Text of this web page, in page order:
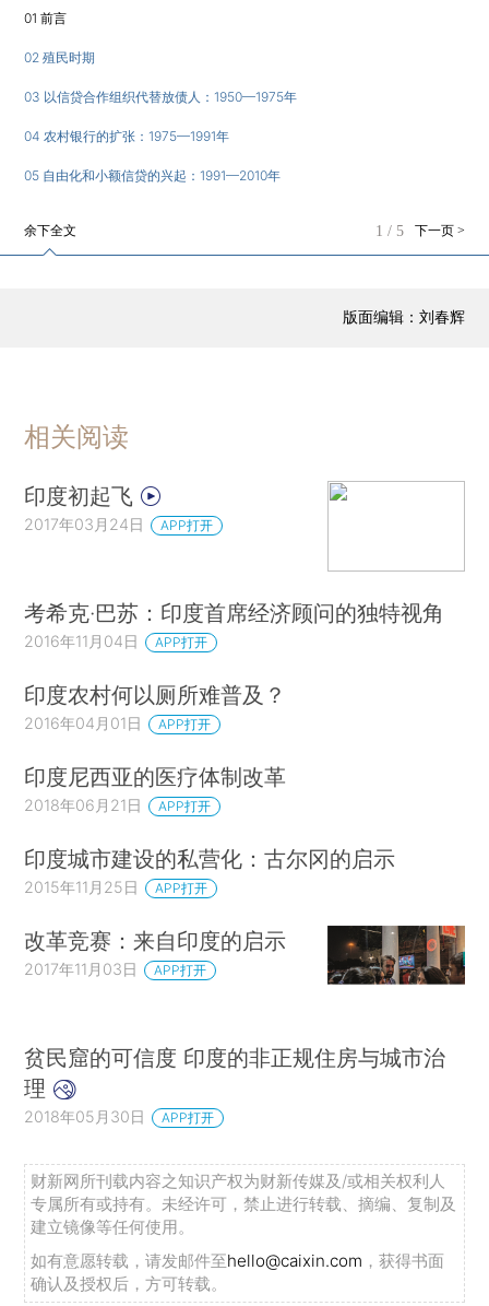
济法案》还设置了利率上限和贷款偿还额最高不超
此”。）
措施的实例，这里的宏观冲击是指棉花价格下跌。
这次危机并不意外，因为这些放债人没有雄厚的财
胡作非为。在接下来的75年里，英国统治者颁布了
后，印度政府在面对宏观冲击时恰如其分地承担了
提供廉价农村信贷和救济的任务。它的行动有助于
减轻贫困，但是代价高昂，其中一些代价是由寻租
所致。但是，印度政府在立法方面加倍努力，以压
村穷人免受特殊的冲击（idiosyncratic shocks）。
样，它有两个化身，即国家补贴的自助团体和营利
性的小额信贷机构（Microfinance Institution，
MFI）。前者得到了很好的报道，并且有可靠的研
究证明了它的好处。后者因与放债人相似而被污名
（Venugopal Reddy）在谈到小额信贷机构时说
道：“如果它是为了盈利，并且放贷大胆冒进，那就
是高利贷。”他指出，虽然高利贷商人出借自己的
钱，但小额信贷机构经常借出其成员的存款，因
报道采用了可能简单化其观点的标题：“营利性的小
额信贷机构比放债人更糟糕”。
https：//economictimes·indiatimes·com/opinion/intervi
ews/for-profit-mfis-worse-than-money-
lenders/articleshow/6973551·cms。）雷迪在2010年
做出了这番评论，当时小额信贷行业经历了一场与
19世纪70年代孟买德干危机非常相似的危机，最终
受到了更加严厉的监管。我们似乎又回到了原点。
01 前言
02 殖民时期
03 以信贷合作组织代替放债人：1950—1975年
04 农村银行的扩张：1975—1991年
05 自由化和小额信贷的兴起：1991—2010年
余下全文 下一页 >
1 / 5
版面编辑：刘春辉
相关阅读
印度初起飞
2017年03月24日 APP打开
考希克·巴苏：印度首席经济顾问的独特视角
2016年11月04日 APP打开
印度农村何以厕所难普及？
2016年04月01日 APP打开
印度尼西亚的医疗体制改革
2018年06月21日 APP打开
印度城市建设的私营化：古尔冈的启示
2015年11月25日 APP打开
改革竞赛：来自印度的启示
2017年11月03日 APP打开
贫民窟的可信度 印度的非正规住房与城市治
理
2018年05月30日 APP打开
财新网所刊载内容之知识产权为财新传媒及/或相关权利人
专属所有或持有。未经许可，禁止进行转载、摘编、复制及
建立镜像等任何使用。
如有意愿转载，请发邮件至hello@caixin.com ，获得书面
确认及授权后，方可转载。